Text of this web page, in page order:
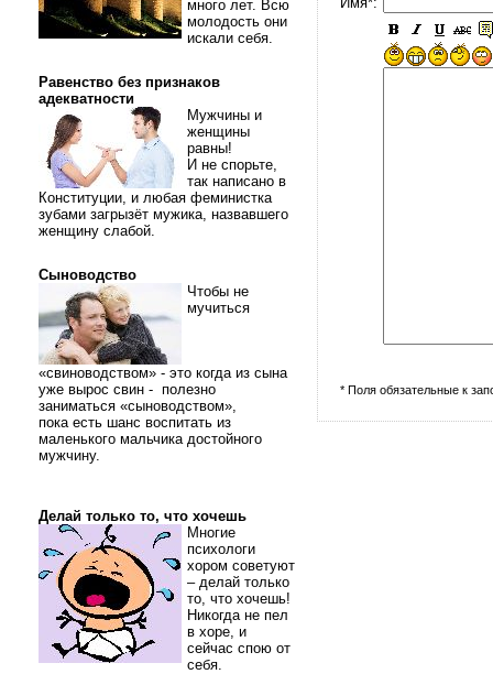
много лет. Всю
молодость они
искали себя.
Равенство без признаков
адекватности
Мужчины и
женщины
равны!
И не спорьте,
так написано в
Конституции, и любая феминистка
зубами загрызёт мужика, назвавшего
женщину слабой.
Сыноводство
Чтобы не
мучиться
«свиноводством» - это когда из сына
уже вырос свин - полезно
заниматься «сыноводством»,
пока есть шанс воспитать из
маленького мальчика достойного
мужчину.
Делай только то, что хочешь
Многие
психологи
хором советуют
– делай только
то, что хочешь!
Никогда не пел
в хоре, и
сейчас спою от
себя.
* Поля обязательные к